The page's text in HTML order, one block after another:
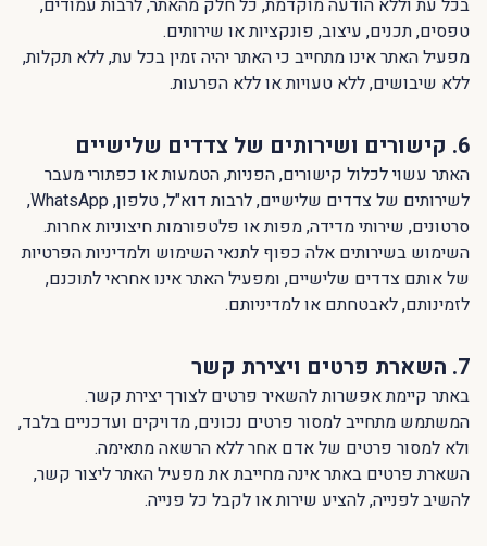
בכל עת וללא הודעה מוקדמת, כל חלק מהאתר, לרבות עמודים,
טפסים, תכנים, עיצוב, פונקציות או שירותים.
מפעיל האתר אינו מתחייב כי האתר יהיה זמין בכל עת, ללא תקלות,
ללא שיבושים, ללא טעויות או ללא הפרעות.
6. קישורים ושירותים של צדדים שלישיים
האתר עשוי לכלול קישורים, הפניות, הטמעות או כפתורי מעבר
לשירותים של צדדים שלישיים, לרבות דוא"ל, טלפון, WhatsApp,
סרטונים, שירותי מדידה, מפות או פלטפורמות חיצוניות אחרות.
השימוש בשירותים אלה כפוף לתנאי השימוש ולמדיניות הפרטיות
של אותם צדדים שלישיים, ומפעיל האתר אינו אחראי לתוכנם,
לזמינותם, לאבטחתם או למדיניותם.
7. השארת פרטים ויצירת קשר
באתר קיימת אפשרות להשאיר פרטים לצורך יצירת קשר.
המשתמש מתחייב למסור פרטים נכונים, מדויקים ועדכניים בלבד,
ולא למסור פרטים של אדם אחר ללא הרשאה מתאימה.
השארת פרטים באתר אינה מחייבת את מפעיל האתר ליצור קשר,
להשיב לפנייה, להציע שירות או לקבל כל פנייה.